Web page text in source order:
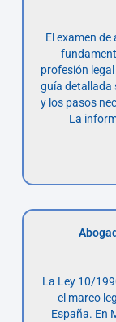
El examen
profesión
guía detallada
y los pasos
La
La Ley 10/
el marco
España. En